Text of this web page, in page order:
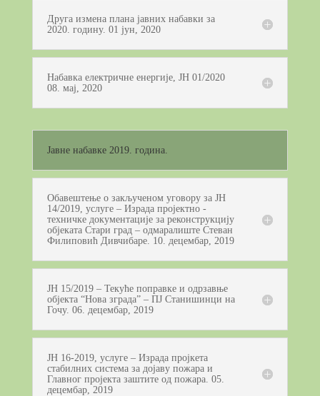
Друга измена плана јавних набавки за
2020. годину. 01 јун, 2020
Набавка електричне енергије, ЈН 01/2020
08. мај, 2020
Јавне набавке 2019. година.
Обавештење о закљученом уговору за ЈН
14/2019, услуге – Израда пројектно -
техничке документације за реконструкцију
објеката Стари град – одмаралиште Стеван
Филиповић Дивчибаре. 10. децембар, 2019
ЈН 15/2019 – Текуће поправке и одрзавње
објекта “Нова зграда” – ПЈ Станишинци на
Гочу. 06. децембар, 2019
ЈН 16-2019, услуге – Израда пројкета
стабилних система за дојаву пожара и
Главног пројекта заштите од пожара. 05.
децембар, 2019